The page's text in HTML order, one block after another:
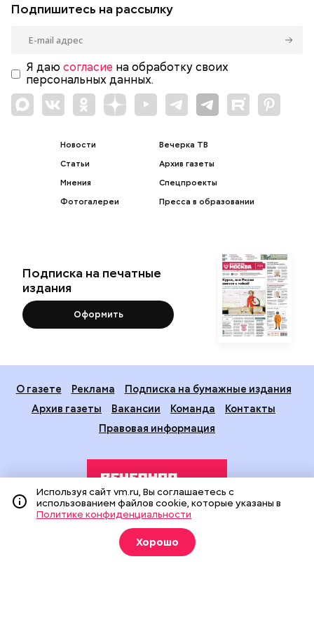
Подпишитесь на рассылку
Я даю согласие на обработку своих
персональных данных.
Новости
Статьи
Мнения
Фотогалереи
Вечерка ТВ
Архив газеты
Спецпроекты
Пресса в образовании
Подписка на печатные
издания
Оформить
О газете Реклама
Подписка на бумажные издания
Архив газеты
Вакансии Команда
Контакты
Правовая информация
Издание создано при финансовой поддержке Департамента
средств массовой информации и рекламы города Москвы.
На сайте применяются рекомендательные технологии
Используя сайт vm.ru, Вы соглашаетесь с
использованием файлов cookie, которые указаны в
Политике конфиденциальности
Хорошо